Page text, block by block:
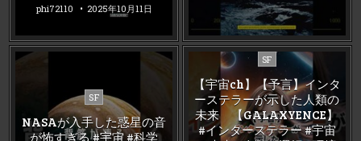
phi72110 2025年10月11日
Posted
in
SF
NASAが入手した惑星の音
が怖すぎる #宇宙 #科学
Posted
SF
【宇宙ch】【予言】インタ
ーステラーが示した人類の
未来 【GALAXYENCE】
#インターステラー #宇宙